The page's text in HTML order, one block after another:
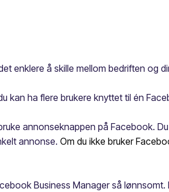
enklere å skille mellom bedriften og
kan ha flere brukere knyttet til én
annonseknappen på Facebook.
annonse. Om du ikke bruker
Business Manager så